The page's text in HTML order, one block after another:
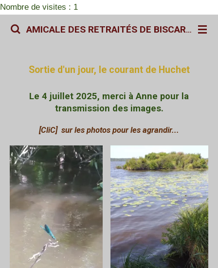
Nombre de visites : 1
Passer
au
AMICALE DES RETRAITÉS DE BISCARROSSE
Sortie d'un jour, le courant de Huchet
Le 4 juillet 2025, merci à Anne pour la
transmission des images.
[CliC] sur les photos pour les agrandir...